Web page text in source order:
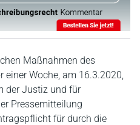
Maßnahmen des
einer Woche, am 16.3.2020,
der Justiz und für
Pressemitteilung
für durch die